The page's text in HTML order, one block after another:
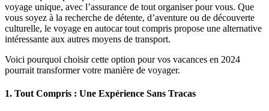
voyage unique, avec l’assurance de tout organiser pour vous. Que
vous soyez à la recherche de détente, d’aventure ou de découverte
culturelle, le voyage en autocar tout compris propose une alternative
intéressante aux autres moyens de transport.
Voici pourquoi choisir cette option pour vos vacances en 2024
pourrait transformer votre manière de voyager.
1. Tout Compris : Une Expérience Sans Tracas